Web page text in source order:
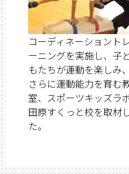
コーディネーショント
ーニングを実施し、子
もたちが運動を楽しみ、
さらに運動能力を育む
室、スポーツキッズラ
田原すくっと校を取材
た。